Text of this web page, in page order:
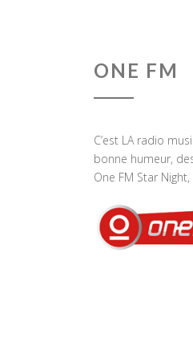
ONE FM
C’est LA radio
bonne humeur,
One FM Star